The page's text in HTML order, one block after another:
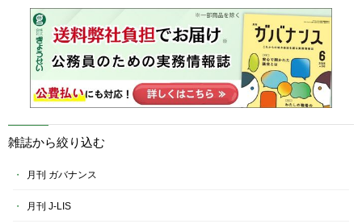
雑誌から絞り込む
月刊 ガバナンス
月刊 J-LIS